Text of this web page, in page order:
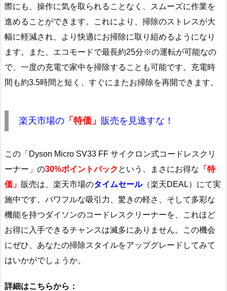
際にも、操作に気を取られることなく、スムーズに作業を
進めることができます。これにより、掃除のストレスが大
幅に軽減され、より快適にお掃除に取り組めるようになり
ます。また、エコモードで最長約25分※の運転が可能なの
で、一度の充電で家中を掃除することも可能です。充電時
間も約3.5時間と短く、すぐにまたお掃除を再開できます。
楽天市場の 「特価」 販売を見逃すな！
この「Dyson Micro SV33 FF サイクロン式コードレスクリ
ーナー」の30%ポイントバック という、まさにお得な 「特
価」 販売は、楽天市場のタイムセール（楽天DEAL）にて実
施中です。パワフルな吸引力、驚きの軽さ、そして多彩な
機能を持つダイソンのコードレスクリーナーを、これほど
お得に入手できるチャンスは滅多にありません。この機会
にぜひ、あなたの掃除スタイルをアップグレードしてみて
はいかがでしょうか。
詳細はこちらから：